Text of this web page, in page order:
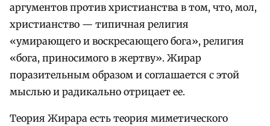
аргументов против христианства в том, что, мол,
христианство — типичная религия
«умирающего и воскресающего бога», религия
«бога, приносимого в жертву». Жирар
поразительным образом и соглашается с этой
мыслью и радикально отрицает ее.
Теория Жирара есть теория миметического